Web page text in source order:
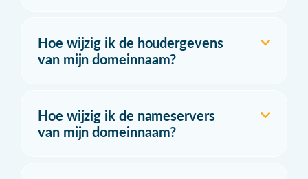
Hoe wijzig ik de houdergevens
van mijn domeinnaam?
Hoe wijzig ik de nameservers
van mijn domeinnaam?